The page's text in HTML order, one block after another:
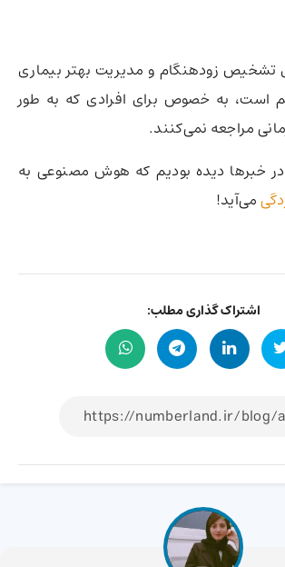
تشخیص زودهنگام و مدیریت بهتر بیماری
است، به خصوص برای افرادی که به طور
مراجعه نمی‌کنند.
خبرها دیده بودیم که هوش مصنوعی به
می‌آید!
اشتراک گذاری مطلب: